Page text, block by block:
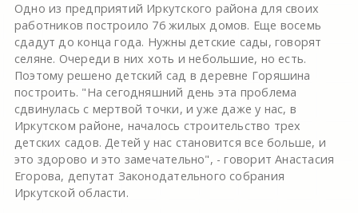
Одно из предприятий Иркутского района для своих
работников построило 76 жилых домов. Еще восемь
сдадут до конца года. Нужны детские сады, говорят
селяне. Очереди в них хоть и небольшие, но есть.
Поэтому решено детский сад в деревне Горяшина
построить. "На сегодняшний день эта проблема
сдвинулась с мертвой точки, и уже даже у нас, в
Иркутском районе, началось строительство трех
детских садов. Детей у нас становится все больше, и
это здорово и это замечательно", - говорит Анастасия
Егорова, депутат Законодательного собрания
Иркутской области.